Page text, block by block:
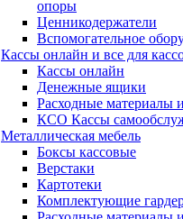
опоры
Ценникодержатели
Вспомогательное
Кассы онлайн и все для
Кассы онлайн
Денежные ящики
Расходные материалы
КСО Кассы
Металлическая мебель
Боксы кассовые
Верстаки
Картотеки
Комплектующие